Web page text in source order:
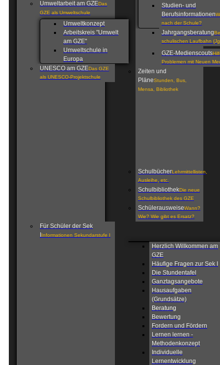
Umweltarbeit am GZEDas
GZE als Umweltschule
Umweltkonzept
Arbeitskreis "Umwelt
am GZE"
Umweltschule in
Europa
UNESCO am GZEDas GZE
als UNESCO-Projektschule
Studien- und
Berufsinformationen
nach der Schule?
Jahrgangsberatung
schulischen Laufbahn
GZE-Medienscouts
Problemen mit Neuen
Zeiten und
PläneStunden, Bus,
Mensa, Bibliothek
SchulbücherLehrmittellisten,
Ausleihe, etc.
SchulbibliothekDie neue
Schulbibliothek des GZE
SchülerausweiseWann?
Wie? Wie gibt es Ersatz?
Für Schüler der Sek
Informationen Sekundarstufe I
Herzlich Willkommen am
GZE
Häufige Fragen zur Sek I
Die Stundentafel
Ganztagsangebote
Hausaufgaben
(Grundsätze)
Beratung
Bewertung
Fordern und Fördern
Lernen lernen -
Methodenkonzept
Individuelle
Lernentwicklung